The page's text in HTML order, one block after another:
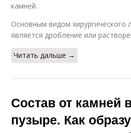
камней.
Основным видом хирургического
является дробление или
Читать дальше →
Состав от камней
пузыре. Как